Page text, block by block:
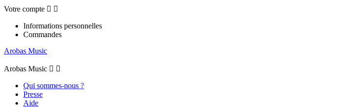
Votre compte  
Informations personnelles
Commandes
Arobas Music
Arobas Music  
Qui sommes-nous ?
Presse
Aide